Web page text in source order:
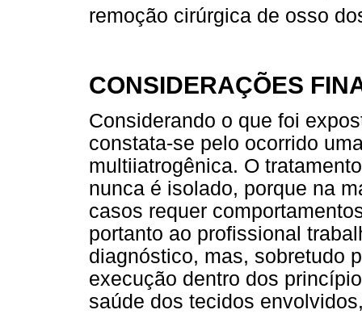
remoção cirúrgica de osso
CONSIDERAÇÕES
Considerando o que foi
constata-se pelo ocorrido
multiiatrogênica. O
nunca é isolado, porque na
casos requer
portanto ao profissional
diagnóstico, mas, sobretudo
execução dentro dos
saúde dos tecidos